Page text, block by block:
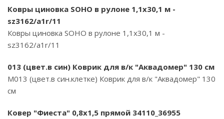
Ковры циновка SOHO в рулоне 1,1х30,1 м -
sz3162/a1r/11
Ковры циновка SOHO в рулоне 1,1х30,1 м -
sz3162/a1r/11
013 (цвет.в син) Коврик для в/к "Аквадомер" 130 см
M013 (цвет.в син.клетке) Коврик для в/к "Аквадомер" 130
см
Ковер "Фиеста" 0,8х1,5 прямой 34110_36955